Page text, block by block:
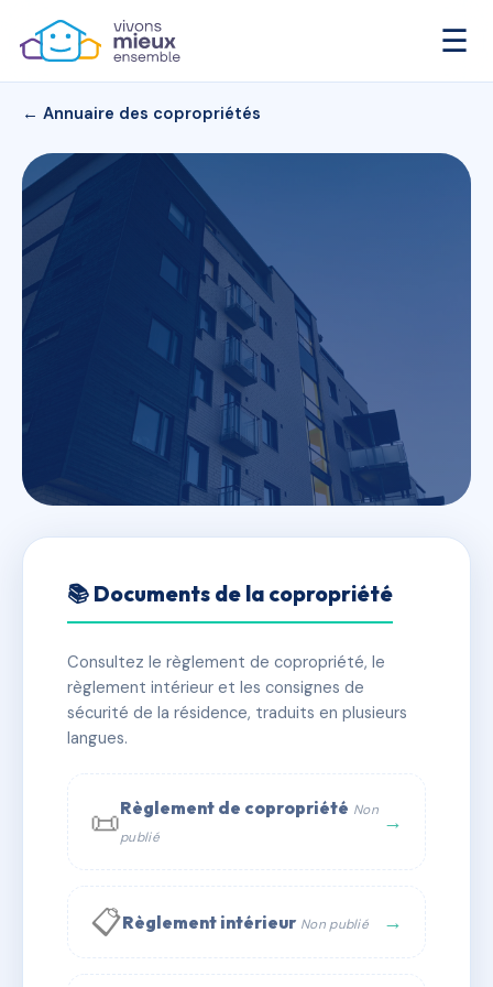
☰
← Annuaire des copropriétés
LES CEDRES
✓ Immatriculée 🏠 99 lots 🏗 3 bâtiment(s)
📞 Contacter Syndic Digital
📚 Documents de la copropriété
Consultez le règlement de copropriété, le
règlement intérieur et les consignes de
sécurité de la résidence, traduits en plusieurs
langues.
📜Règlement de copropriété Non
publié
→
📋Règlement intérieur Non publié →